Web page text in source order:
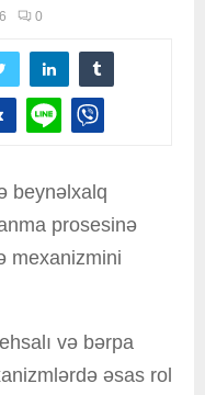
0
beynəlxalq
prosesinə
mexanizmini
və bərpa
əsas rol